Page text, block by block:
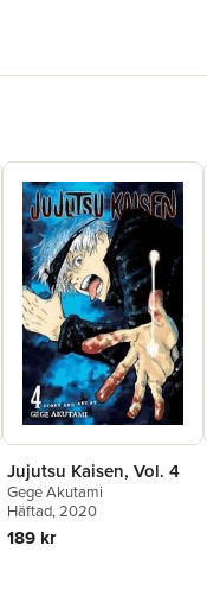
Jujutsu Kaisen, Vol. 4
Gege Akutami
Häftad, 2020
189 kr